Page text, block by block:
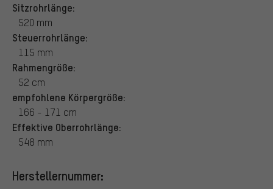
Sitzrohrlänge:
520 mm
Steuerrohrlänge:
115 mm
Rahmengröße:
52 cm
empfohlene Körpergröße:
166 - 171 cm
Effektive Oberrohrlänge:
548 mm
Herstellernummer: